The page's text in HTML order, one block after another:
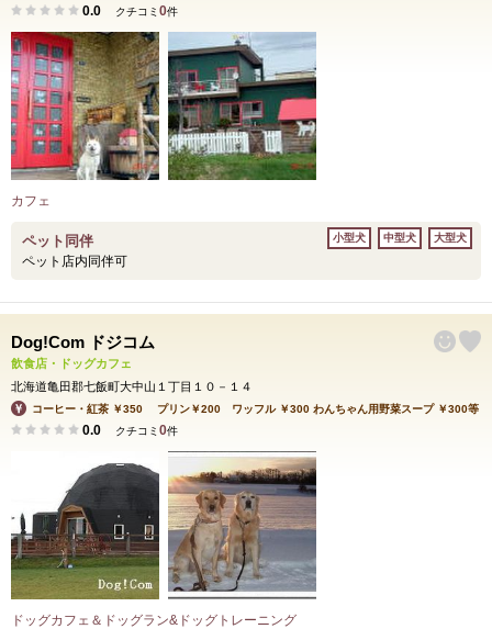
0.0 クチコミ 0件
カフェ
ペット同伴
ペット店内同伴可
小型犬 中型犬 大型犬
Dog!Com ドジコム
飲食店・ドッグカフェ
北海道亀田郡七飯町大中山１丁目１０－１４
コーヒー・紅茶 ￥350 プリン￥200 ワッフル ￥300 わんちゃん用野菜スープ ￥300等
0.0 クチコミ 0件
ドッグカフェ＆ドッグラン&ドッグトレーニング